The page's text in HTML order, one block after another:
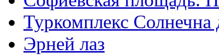
Туркомплекс Солнечна
Эрней лаз